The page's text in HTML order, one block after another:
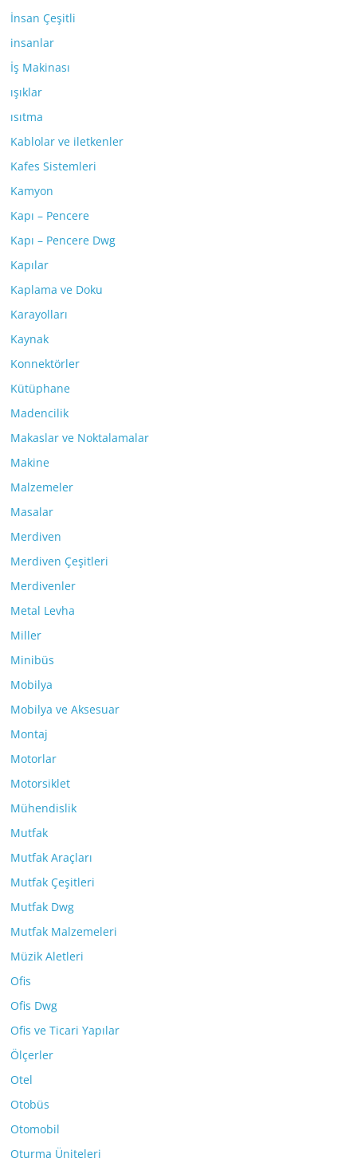
İnsan Çeşitli
insanlar
İş Makinası
ışıklar
ısıtma
Kablolar ve iletkenler
Kafes Sistemleri
Kamyon
Kapı – Pencere
Kapı – Pencere Dwg
Kapılar
Kaplama ve Doku
Karayolları
Kaynak
Konnektörler
Kütüphane
Madencilik
Makaslar ve Noktalamalar
Makine
Malzemeler
Masalar
Merdiven
Merdiven Çeşitleri
Merdivenler
Metal Levha
Miller
Minibüs
Mobilya
Mobilya ve Aksesuar
Montaj
Motorlar
Motorsiklet
Mühendislik
Mutfak
Mutfak Araçları
Mutfak Çeşitleri
Mutfak Dwg
Mutfak Malzemeleri
Müzik Aletleri
Ofis
Ofis Dwg
Ofis ve Ticari Yapılar
Ölçerler
Otel
Otobüs
Otomobil
Oturma Üniteleri